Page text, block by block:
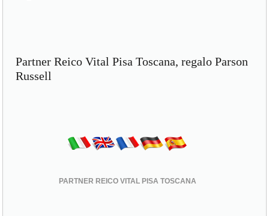
Partner Reico Vital Pisa Toscana, regalo Parson
Russell
PARTNER REICO VITAL PISA TOSCANA